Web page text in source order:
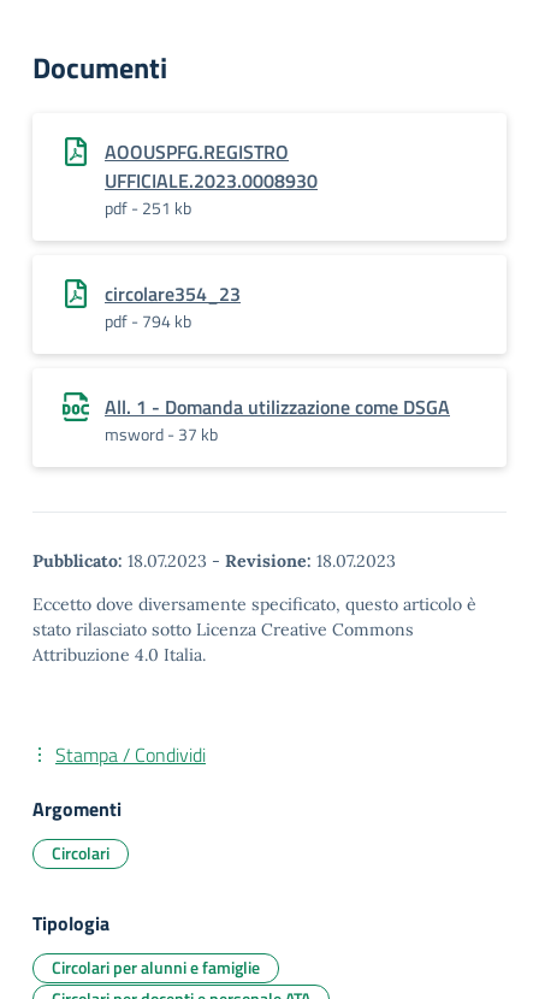
Documenti
AOOUSPFG.REGISTRO
UFFICIALE.2023.0008930
pdf - 251 kb
circolare354_23
pdf - 794 kb
All. 1 - Domanda utilizzazione come DSGA
msword - 37 kb
Pubblicato: 18.07.2023 - Revisione: 18.07.2023
Eccetto dove diversamente specificato, questo articolo è
stato rilasciato sotto Licenza Creative Commons
Attribuzione 4.0 Italia.
Stampa / Condividi
Argomenti
Circolari
Tipologia
Circolari per alunni e famiglie